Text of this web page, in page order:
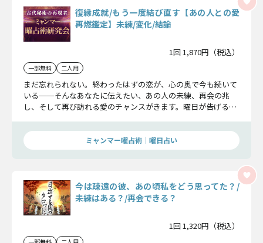
復縁成就/もう一度結び直す【あの人との愛
再燃鑑定】未練/変化/結論
1回 1,870円（税込）
一部無料 二人用
まだ忘れられない。終わったはずの恋が、心の奥で今も続いて
いる──そんなあなたに伝えたい、あの人の未練、再会の兆
し、そして再び訪れる愛のチャンスがきます。曜日が告げる
の“結末”を、ここで明らかにします。
ミャンマー曜占術│曜日占い
今は疎遠の彼、あの頃私をどう思ってた？/
未練はある？/再会できる？
1回 1,320円（税込）